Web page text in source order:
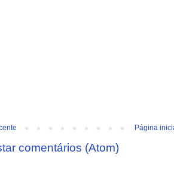
Página
comentários (Atom)